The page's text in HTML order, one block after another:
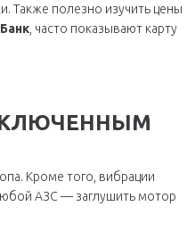
Также полезно изучить цены
, часто показывают карту
Кроме того, вибрации
АЗС — заглушить мотор